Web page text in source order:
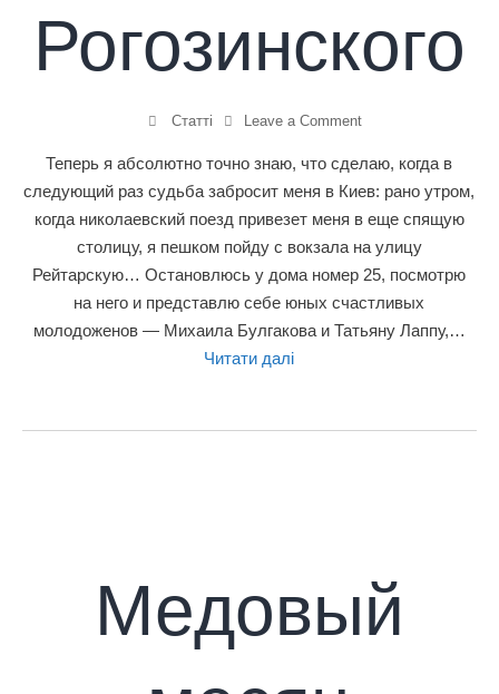
Рогозинского
Статті Leave a Comment
Теперь я абсолютно точно знаю, что сделаю, когда в
следующий раз судьба забросит меня в Киев: рано утром,
когда николаевский поезд привезет меня в еще спящую
столицу, я пешком пойду с вокзала на улицу
Рейтарскую… Остановлюсь у дома номер 25, посмотрю
на него и представлю себе юных счастливых
молодоженов — Михаила Булгакова и Татьяну Лаппу,…
Читати далі
Медовый